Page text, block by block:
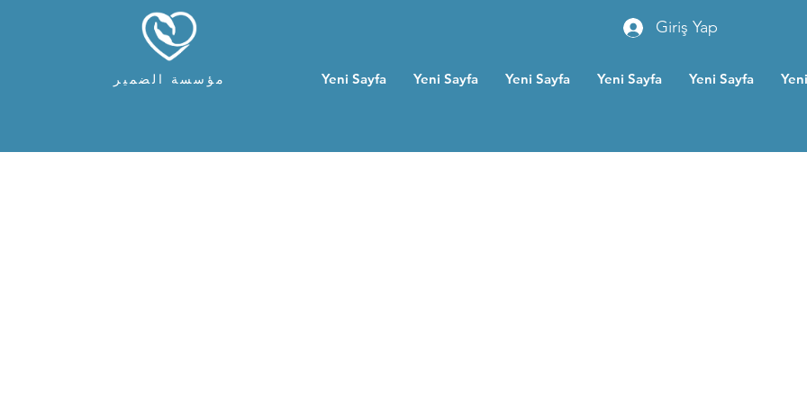
مؤسسة الضمير
Giriş Yap
Yeni Sayfa Yeni Sayfa Yeni Sayfa Yeni Sayfa Yeni Sayfa